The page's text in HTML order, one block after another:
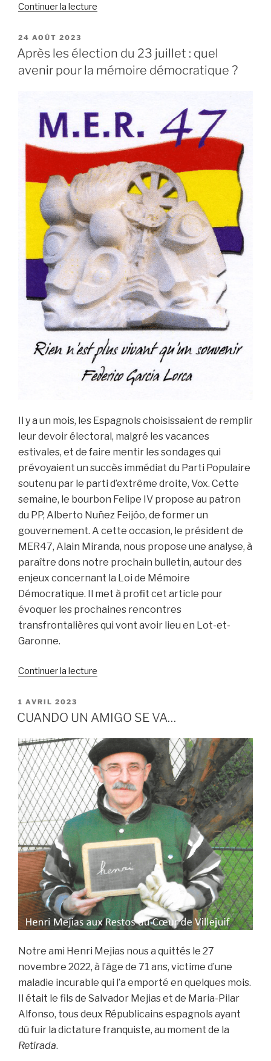
Continuer la lecture
Transfrontalières
2010
PUBLIÉ
LE
24 AOÛT 2023
Après les élection du 23 juillet : quel
avenir pour la mémoire démocratique ?
Il y a un mois, les Espagnols choisissaient de remplir
leur devoir électoral, malgré les vacances
estivales, et de faire mentir les sondages qui
prévoyaient un succès immédiat du Parti Populaire
soutenu par le parti d’extrême droite, Vox. Cette
semaine, le bourbon Felipe IV propose au patron
du PP, Alberto Nuñez Feijóo, de former un
gouvernement. A cette occasion, le président de
MER47, Alain Miranda, nous propose une analyse, à
paraître dons notre prochain bulletin, autour des
enjeux concernant la Loi de Mémoire
Démocratique. Il met à profit cet article pour
évoquer les prochaines rencontres
transfrontalières qui vont avoir lieu en Lot-et-
Garonne.
Continuer la lecture
élection
23
juillet
:
quel
avenir
pour
la
mémoire
démocratique
? »
PUBLIÉ
LE
1 AVRIL 2023
CUANDO UN AMIGO SE VA…
Notre ami Henri Mejias nous a quittés le 27
novembre 2022, à l’âge de 71 ans, victime d’une
maladie incurable qui l’a emporté en quelques mois.
Il était le fils de Salvador Mejias et de Maria-Pilar
Alfonso, tous deux Républicains espagnols ayant
dû fuir la dictature franquiste, au moment de la
Retirada.